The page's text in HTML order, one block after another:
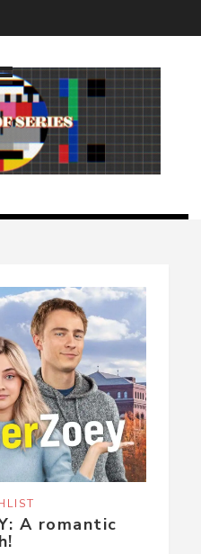
A romantic